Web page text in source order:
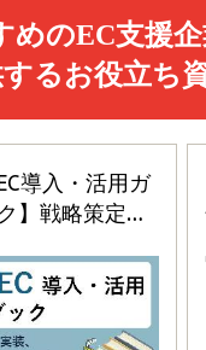
￥1,870
小さな会社は戦略が9割
ドリルを売るには穴を売れ
￥1,815
Brand Shift(ブランド・シフト
る時代の成長戦略
￥2,420
￥880
anan(アンアン)2026/06/24
スペシャルエディション[王道エ
￥1,100
anan(アンアン)2026/07/08
年後半、あなたの恋と運命／
￥880
ママ投資家が育休中に１億貯
￥1,870
イシューからはじめよ［改訂版］
ルな本質」
￥2,200
経営メモ 16年の起業家人生で
￥2,750
影響力の武器［新版］：人を動
￥3,190